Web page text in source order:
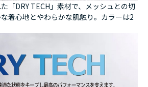
「DRY TECH」素材で、メッシュとの切
着心地とやわらかな肌触り。カラーは2